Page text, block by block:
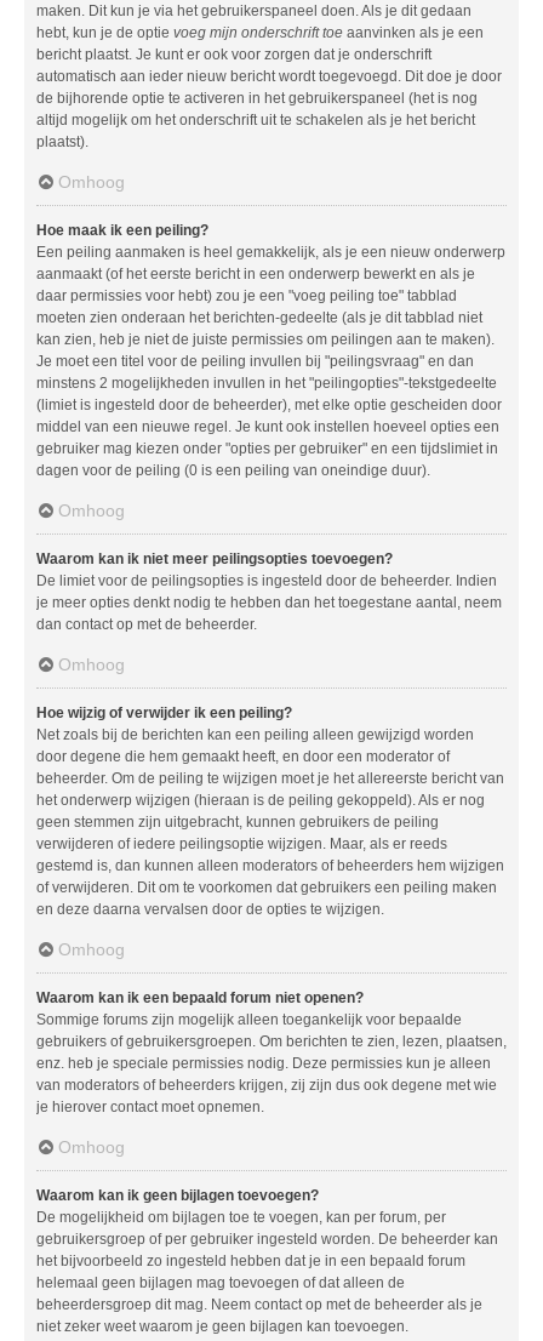
maken. Dit kun je via het gebruikerspaneel doen. Als je dit gedaan
hebt, kun je de optie voeg mijn onderschrift toe aanvinken als je een
bericht plaatst. Je kunt er ook voor zorgen dat je onderschrift
automatisch aan ieder nieuw bericht wordt toegevoegd. Dit doe je door
de bijhorende optie te activeren in het gebruikerspaneel (het is nog
altijd mogelijk om het onderschrift uit te schakelen als je het bericht
plaatst).
Omhoog
Hoe maak ik een peiling?
Een peiling aanmaken is heel gemakkelijk, als je een nieuw onderwerp
aanmaakt (of het eerste bericht in een onderwerp bewerkt en als je
daar permissies voor hebt) zou je een "voeg peiling toe" tabblad
moeten zien onderaan het berichten-gedeelte (als je dit tabblad niet
kan zien, heb je niet de juiste permissies om peilingen aan te maken).
Je moet een titel voor de peiling invullen bij "peilingsvraag" en dan
minstens 2 mogelijkheden invullen in het "peilingopties"-tekstgedeelte
(limiet is ingesteld door de beheerder), met elke optie gescheiden door
middel van een nieuwe regel. Je kunt ook instellen hoeveel opties een
gebruiker mag kiezen onder "opties per gebruiker" en een tijdslimiet in
dagen voor de peiling (0 is een peiling van oneindige duur).
Omhoog
Waarom kan ik niet meer peilingsopties toevoegen?
De limiet voor de peilingsopties is ingesteld door de beheerder. Indien
je meer opties denkt nodig te hebben dan het toegestane aantal, neem
dan contact op met de beheerder.
Omhoog
Hoe wijzig of verwijder ik een peiling?
Net zoals bij de berichten kan een peiling alleen gewijzigd worden
door degene die hem gemaakt heeft, en door een moderator of
beheerder. Om de peiling te wijzigen moet je het allereerste bericht van
het onderwerp wijzigen (hieraan is de peiling gekoppeld). Als er nog
geen stemmen zijn uitgebracht, kunnen gebruikers de peiling
verwijderen of iedere peilingsoptie wijzigen. Maar, als er reeds
gestemd is, dan kunnen alleen moderators of beheerders hem wijzigen
of verwijderen. Dit om te voorkomen dat gebruikers een peiling maken
en deze daarna vervalsen door de opties te wijzigen.
Omhoog
Waarom kan ik een bepaald forum niet openen?
Sommige forums zijn mogelijk alleen toegankelijk voor bepaalde
gebruikers of gebruikersgroepen. Om berichten te zien, lezen, plaatsen,
enz. heb je speciale permissies nodig. Deze permissies kun je alleen
van moderators of beheerders krijgen, zij zijn dus ook degene met wie
je hierover contact moet opnemen.
Omhoog
Waarom kan ik geen bijlagen toevoegen?
De mogelijkheid om bijlagen toe te voegen, kan per forum, per
gebruikersgroep of per gebruiker ingesteld worden. De beheerder kan
het bijvoorbeeld zo ingesteld hebben dat je in een bepaald forum
helemaal geen bijlagen mag toevoegen of dat alleen de
beheerdersgroep dit mag. Neem contact op met de beheerder als je
niet zeker weet waarom je geen bijlagen kan toevoegen.